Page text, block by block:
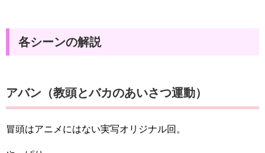
各シーンの解説
アバン（教頭とバカのあいさつ運動）
冒頭はアニメにはない実写オリジナル回。